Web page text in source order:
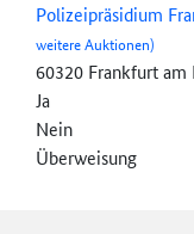
Polizeipräsidium
weitere Auktionen)
60320 Frankfurt am
Ja
Nein
Überweisung